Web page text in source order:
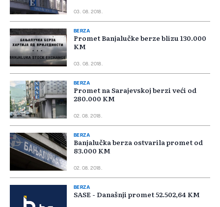
03. 08. 2018.
BERZA
Promet Banjalučke berze blizu 130.000
KM
03. 08. 2018.
BERZA
Promet na Sarajevskoj berzi veći od
280.000 KM
02. 08. 2018.
BERZA
Banjalučka berza ostvarila promet od
83.000 KM
02. 08. 2018.
BERZA
SASE - Današnji promet 52.502,64 KM